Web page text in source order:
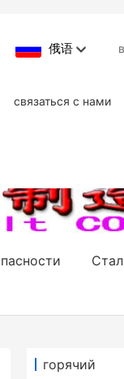
俄语
связаться с нами
горячий